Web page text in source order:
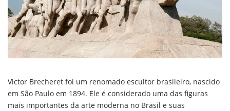
Victor Brecheret foi um renomado escultor brasileiro, nascido
em São Paulo em 1894. Ele é considerado uma das figuras
mais importantes da arte moderna no Brasil e suas